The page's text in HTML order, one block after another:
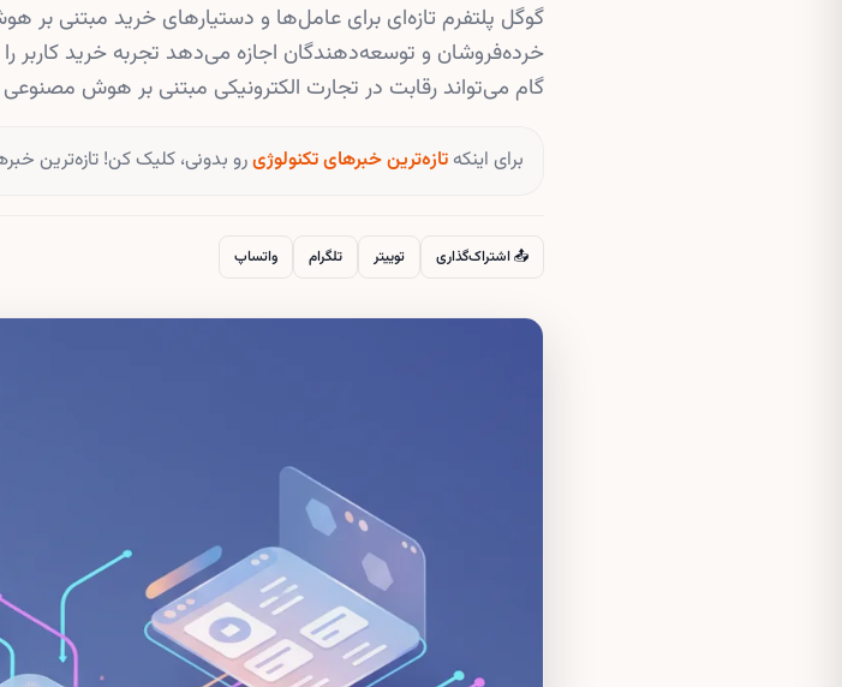
گوگل پلتفرم تازه‌ای برای عامل‌ها و دستیارهای خرید مبتنی
خرده‌فروشان و توسعه‌دهندگان اجازه می‌دهد تجربه خرید
گام می‌تواند رقابت در تجارت الکترونیکی مبتنی بر هوش
برای اینکهتازه‌ترین خبرهای تکنولوژیرو بدونی، کلیک کن! تازه‌ترین
📤 اشتراک‌گذاری توییتر تلگرام واتساپ